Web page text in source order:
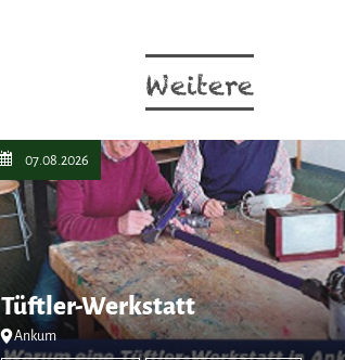
Weitere
07.08.2026
Tüftler-Werkstatt
Ankum